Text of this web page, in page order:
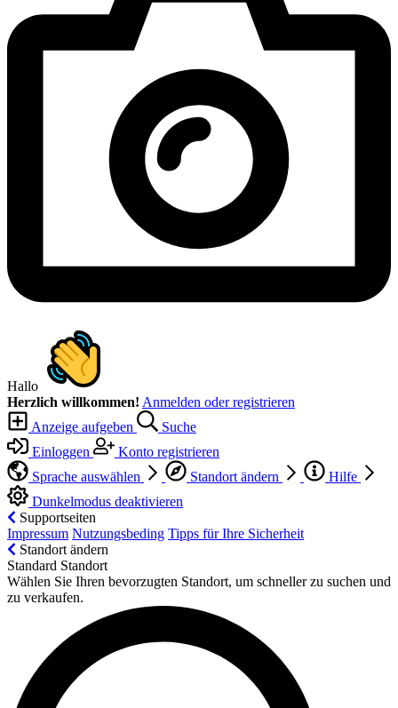
Hallo
Herzlich willkommen! Anmelden oder registrieren
Anzeige aufgeben
Suche
Einloggen
Konto registrieren
Sprache auswählen
Standort ändern
Hilfe
Dunkelmodus deaktivieren
Supportseiten
Impressum Nutzungsbeding Tipps für Ihre Sicherheit
Standort ändern
Standard Standort
Wählen Sie Ihren bevorzugten Standort, um schneller zu suchen und
zu verkaufen.